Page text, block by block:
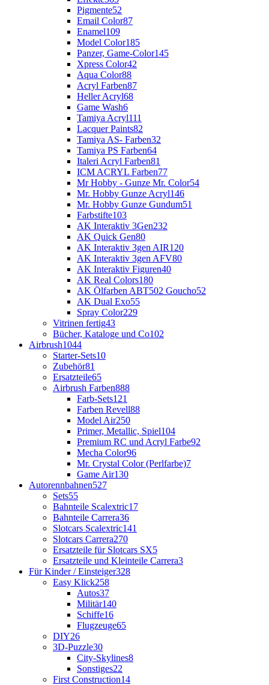
Pigmente52
Email Color87
Enamel109
Model Color185
Panzer, Game-Color145
Xpress Color42
Aqua Color88
Acryl Farben87
Heller Acryl68
Game Wash6
Tamiya Acryl111
Lacquer Paints82
Tamiya AS- Farben32
Tamiya PS Farben64
Italeri Acryl Farben81
ICM ACRYL Farben77
Mr Hobby - Gunze Mr. Color54
Mr. Hobby Gunze Acryl146
Mr. Hobby Gunze Gundum51
Farbstifte103
AK Interaktiv 3Gen232
AK Quick Gen80
AK Interaktiv 3gen AIR120
AK Interaktiv 3gen AFV80
AK Interaktiv Figuren40
AK Real Colors180
AK Ölfarben ABT502 Goucho52
AK Dual Exo55
Spray Color229
Vitrinen fertig43
Bücher, Kataloge und Co102
Airbrush1044
Starter-Sets10
Zubehör81
Ersatzteile65
Airbrush Farben888
Farb-Sets121
Farben Revell88
Model Air250
Primer, Metallic, Spiel104
Premium RC und Acryl Farbe92
Mecha Color96
Mr. Crystal Color (Perlfarbe)7
Game Air130
Autorennbahnen527
Sets55
Bahnteile Scalextric17
Bahnteile Carrera36
Slotcars Scalextric141
Slotcars Carrera270
Ersatzteile für Slotcars SX5
Ersatzteile und Kleinteile Carrera3
Für Kinder / Einsteiger328
Easy Klick258
Autos37
Militär140
Schiffe16
Flugzeuge65
DIY26
3D-Puzzle30
City-Skylines8
Sonstiges22
First Construction14